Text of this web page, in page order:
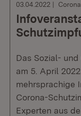
03.04.2022
Das Sozial-
am 5. April
mehrsprachige
Corona-
Experten aus